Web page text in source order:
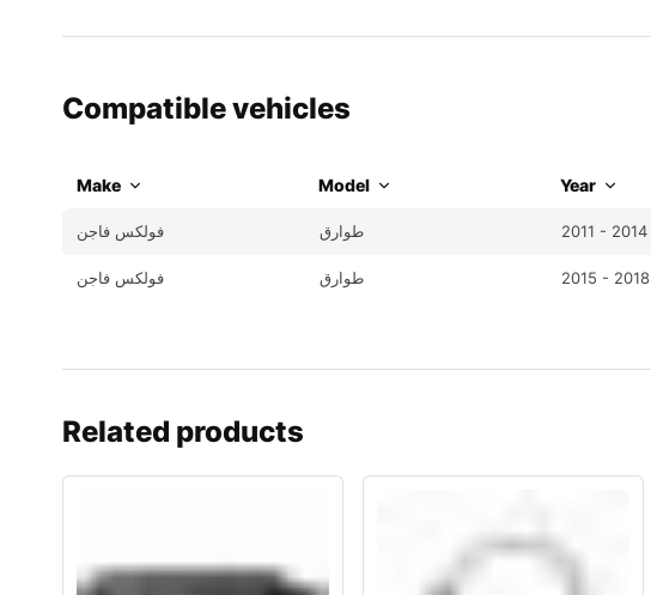
Compatible vehicles
Make Model Year
فولكس فاجن طوارق 2011 - 2014
فولكس فاجن طوارق 2015 - 2018
Related products